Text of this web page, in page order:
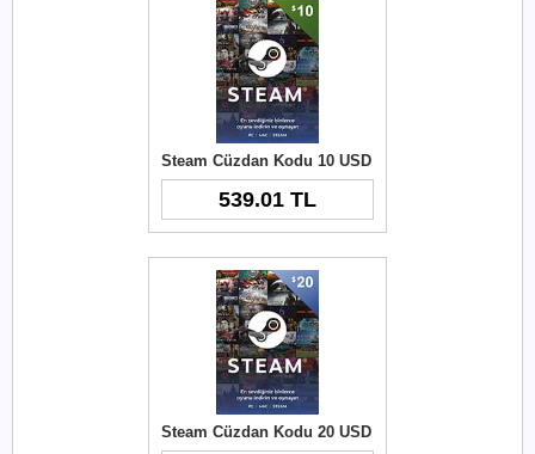
Steam Cüzdan Kodu 10 USD
539.01 TL
Steam Cüzdan Kodu 20 USD